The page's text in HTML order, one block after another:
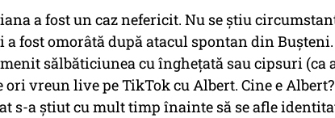
a fost un caz nefericit. Nu se știu
a fost omorâtă după atacul spontan din
sălbăticiunea cu înghețată sau cipsuri (ca
ori vreun live pe TikTok cu Albert. Cine e
s-a știut cu mult timp înainte să se afle